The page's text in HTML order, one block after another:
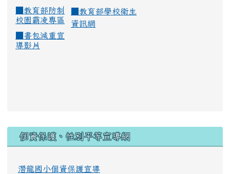
教育部防制
校園霸凌專區
教育部學校衛生
資訊網
書包減重宣
導影片
個資保護、性別平等宣導網
潛龍國小個資保護宣導